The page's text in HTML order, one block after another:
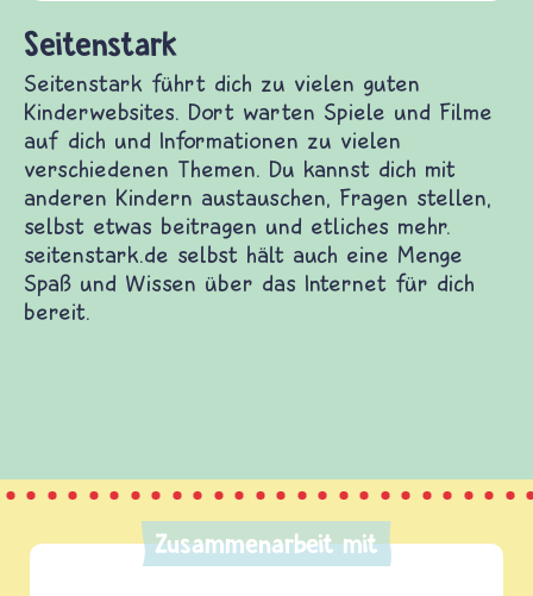
dich zu vielen guten Kinderwebsites. Dort
und Filme auf dich und Informationen zu
Themen. Du kannst dich mit anderen
Fragen stellen, selbst etwas beitragen
mehr. seitenstark.de selbst hält auch eine
und Wissen über das Internet für dich bereit.
Zusammenarbeit mit